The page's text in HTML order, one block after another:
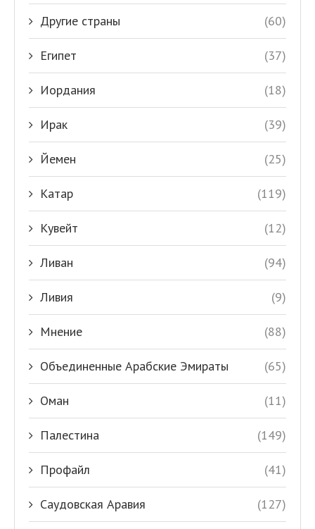
Другие страны (60)
Египет (37)
Иордания (18)
Ирак (39)
Йемен (25)
Катар (119)
Кувейт (12)
Ливан (94)
Ливия (9)
Мнение (88)
Объединенные Арабские Эмираты (65)
Оман (11)
Палестина (149)
Профайл (41)
Саудовская Аравия (127)